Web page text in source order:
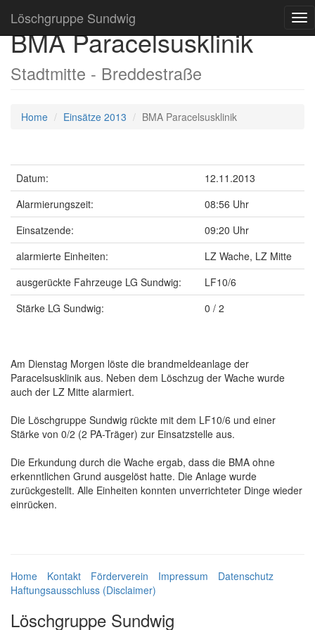
Löschgruppe Sundwig
BMA Paracelsusklinik
Stadtmitte - Breddestraße
Home Einsätze 2013 BMA Paracelsusklinik
Datum:
12.11.2013
Alarmierungszeit:
08:56 Uhr
Einsatzende:
09:20 Uhr
alarmierte Einheiten:
LZ Wache, LZ Mitte
ausgerückte Fahrzeuge LG Sundwig:
LF10/6
Stärke LG Sundwig:
0 / 2
Am Dienstag Morgen löste die brandmeldeanlage der
Paracelsusklinik aus. Neben dem Löschzug der Wache wurde
auch der LZ Mitte alarmiert.
Die Löschgruppe Sundwig rückte mit dem LF10/6 und einer
Stärke von 0/2 (2 PA-Träger) zur Einsatzstelle aus.
Die Erkundung durch die Wache ergab, dass die BMA ohne
erkenntlichen Grund ausgelöst hatte. Die Anlage wurde
zurückgestellt. Alle Einheiten konnten unverrichteter Dinge wieder
einrücken.
Home Kontakt Förderverein Impressum
Datenschutz
Haftungsausschluss (Disclaimer)
Löschgruppe Sundwig